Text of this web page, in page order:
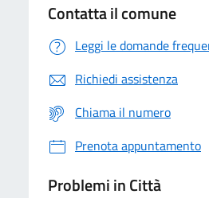
Contatta il comune
Leggi le domande
Richiedi assistenza
Chiama il numero
Prenota appuntamento
Problemi in Città